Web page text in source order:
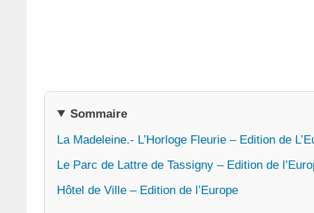
Sommaire
La Madeleine.- L’Horloge Fleurie – Edition de
Le Parc de Lattre de Tassigny – Edition de
Hôtel de Ville – Edition de l’Europe